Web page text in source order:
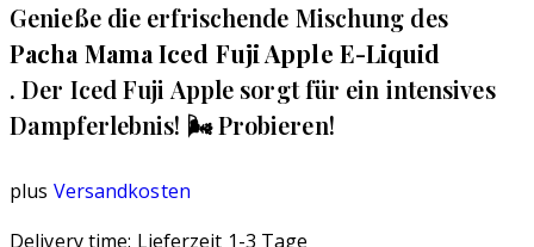
war:
19,90 CHF
ist:
15,00 CHF.
Genieße die erfrischende Mischung des
Pacha Mama Iced Fuji Apple E-Liquid
. Der Iced Fuji Apple sorgt für ein intensives
Dampferlebnis! 🌬️ Probieren!
plus Versandkosten
Delivery time: Lieferzeit 1-3 Tage